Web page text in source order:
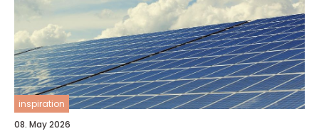
inspiration
08. May 2026